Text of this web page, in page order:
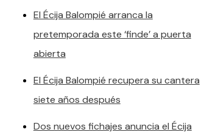
El Écija Balompié arranca la
pretemporada este ‘finde’ a puerta
abierta
El Écija Balompié recupera su cantera
siete años después
Dos nuevos fichajes anuncia el Écija